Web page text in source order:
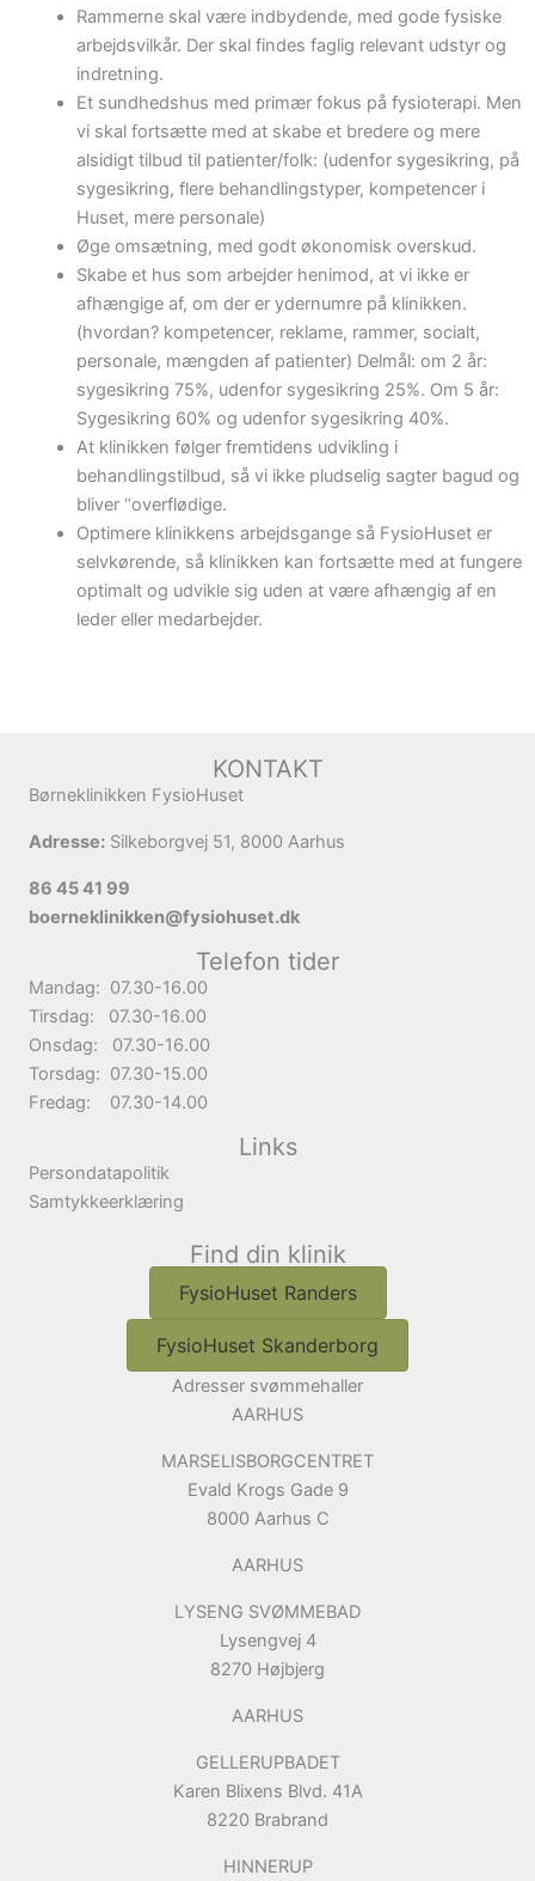
Rammerne skal være indbydende, med gode fysiske
arbejdsvilkår. Der skal findes faglig relevant udstyr og
indretning.
Et sundhedshus med primær fokus på fysioterapi. Men
vi skal fortsætte med at skabe et bredere og mere
alsidigt tilbud til patienter/folk: (udenfor sygesikring, på
sygesikring, flere behandlingstyper, kompetencer i
Huset, mere personale)
Øge omsætning, med godt økonomisk overskud.
Skabe et hus som arbejder henimod, at vi ikke er
afhængige af, om der er ydernumre på klinikken.
(hvordan? kompetencer, reklame, rammer, socialt,
personale, mængden af patienter) Delmål: om 2 år:
sygesikring 75%, udenfor sygesikring 25%. Om 5 år:
Sygesikring 60% og udenfor sygesikring 40%.
At klinikken følger fremtidens udvikling i
behandlingstilbud, så vi ikke pludselig sagter bagud og
bliver “overflødige.
Optimere klinikkens arbejdsgange så FysioHuset er
selvkørende, så klinikken kan fortsætte med at fungere
optimalt og udvikle sig uden at være afhængig af en
leder eller medarbejder.
KONTAKT
Børneklinikken FysioHuset
Adresse: Silkeborgvej 51, 8000 Aarhus
86 45 41 99
boerneklinikken@fysiohuset.dk
Telefon tider
Mandag: 07.30-16.00
Tirsdag: 07.30-16.00
Onsdag: 07.30-16.00
Torsdag: 07.30-15.00
Fredag: 07.30-14.00
Links
Persondatapolitik
Samtykkeerklæring
Find din klinik
FysioHuset Randers
FysioHuset Skanderborg
Adresser svømmehaller
AARHUS
MARSELISBORGCENTRET
Evald Krogs Gade 9
8000 Aarhus C
AARHUS
LYSENG SVØMMEBAD
Lysengvej 4
8270 Højbjerg
AARHUS
GELLERUPBADET
Karen Blixens Blvd. 41A
8220 Brabrand
HINNERUP